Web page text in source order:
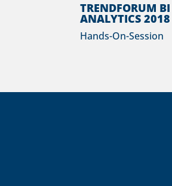
TRENDFORUM
ANALYTICS 2018
Hands-On-Session